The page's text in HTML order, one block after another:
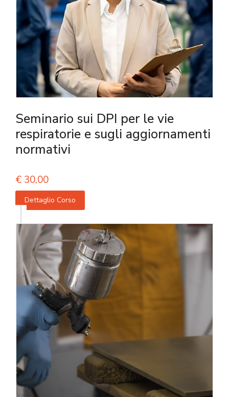
Seminario sui DPI per le vie
respiratorie e sugli aggiornamenti
normativi
€ 30,00
Dettaglio Corso